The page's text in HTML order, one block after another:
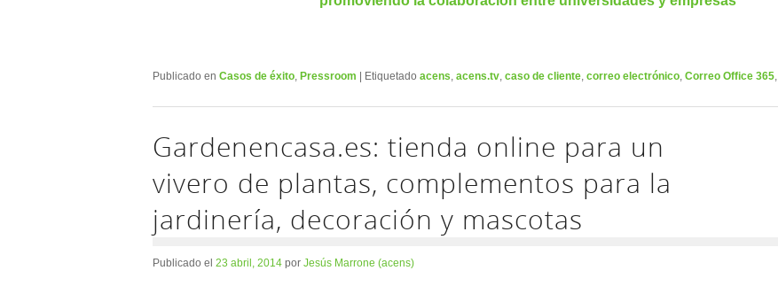
Publicado en Casos de éxito, Pressroom Etiquetado acens, acens.tv, caso de cliente, correo electrónico, Correo Office 365,
Gardenencasa.es: tienda online para un
vivero de plantas, complementos para la
jardinería, decoración y mascotas
Publicado el 23 abril, 2014 por Jesús Marrone (acens)